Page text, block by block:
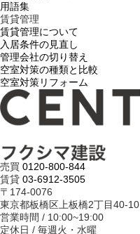
用語集
賃貸管理
賃貸管理について
入居条件の見直し
管理会社の切り替え
空室対策の種類と比較
空室対策リフォーム
売買 0120-800-844
賃貸 03-6912-3505
〒174-0076
東京都板橋区上板橋2丁目40-10
営業時間 / 10:00~19:00
定休日 / 毎週火・水曜